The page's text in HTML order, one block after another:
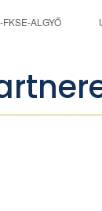
ALGYŐ